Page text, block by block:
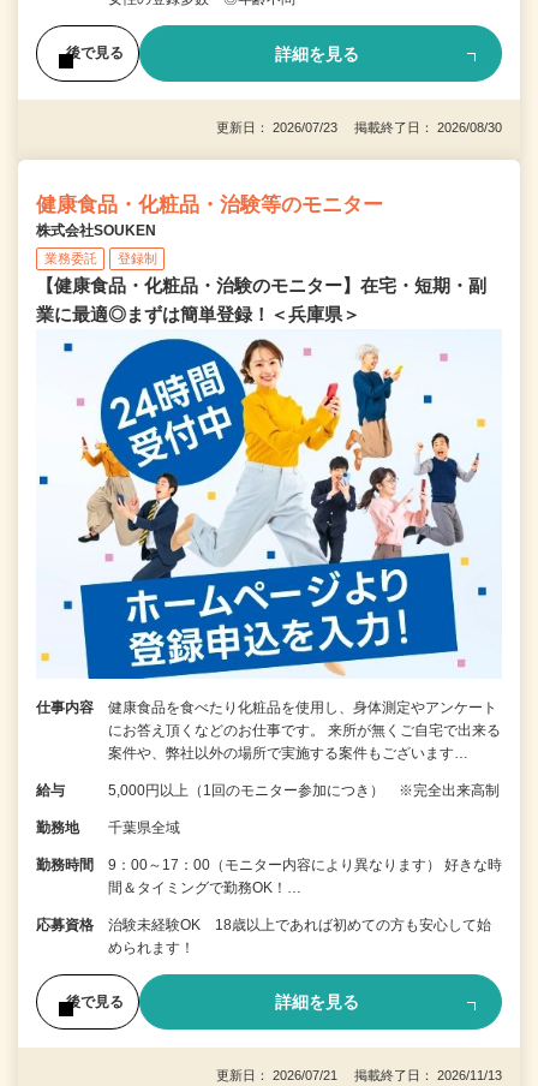
後で見る 詳細を見る
更新日： 2026/07/23 掲載終了日： 2026/08/30
健康食品・化粧品・治験等のモニター
株式会社SOUKEN
業務委託 登録制
【健康食品・化粧品・治験のモニター】在宅・短期・副
業に最適◎まずは簡単登録！＜兵庫県＞
仕事内容
健康食品を食べたり化粧品を使用し、身体測定やアンケート
にお答え頂くなどのお仕事です。 来所が無くご自宅で出来る
案件や、弊社以外の場所で実施する案件もございます…
給与 5,000円以上（1回のモニター参加につき） ※完全出来高制
勤務地 千葉県全域
勤務時間
9：00～17：00（モニター内容により異なります） 好きな時
間＆タイミングで勤務OK！…
応募資格
治験未経験OK 18歳以上であれば初めての方も安心して始
められます！
後で見る 詳細を見る
更新日： 2026/07/21 掲載終了日： 2026/11/13